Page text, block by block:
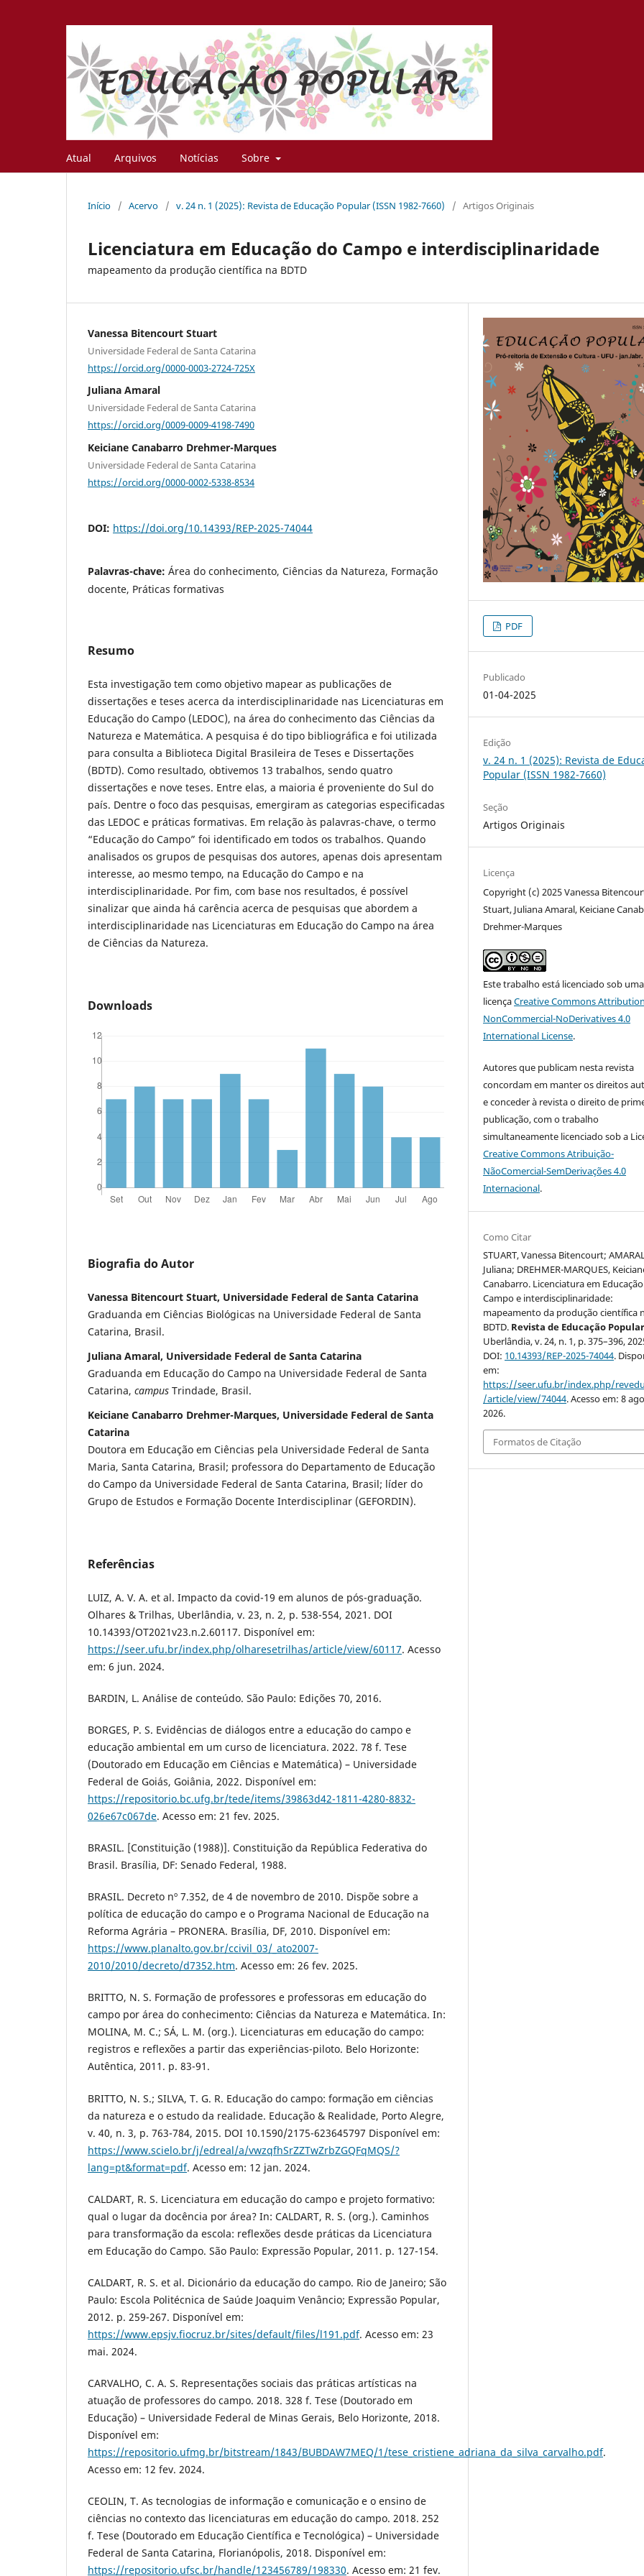
Atual Arquivos Notícias Sobre
Início / Acervo / v. 24 n. 1 (2025): Revista de Educação Popular (ISSN 1982-7660) / Artigos Originais
Licenciatura em Educação do Campo e interdisciplinaridade
mapeamento da produção científica na BDTD
Vanessa Bitencourt Stuart
Universidade Federal de Santa Catarina
https://orcid.org/0000-0003-2724-725X
Juliana Amaral
Universidade Federal de Santa Catarina
https://orcid.org/0009-0009-4198-7490
Keiciane Canabarro Drehmer-Marques
Universidade Federal de Santa Catarina
https://orcid.org/0000-0002-5338-8534
DOI: https://doi.org/10.14393/REP-2025-74044
Palavras-chave: Área do conhecimento, Ciências da Natureza, Formação
docente, Práticas formativas
Resumo
Esta investigação tem como objetivo mapear as publicações de
dissertações e teses acerca da interdisciplinaridade nas Licenciaturas em
Educação do Campo (LEDOC), na área do conhecimento das Ciências da
Natureza e Matemática. A pesquisa é do tipo bibliográfica e foi utilizada
para consulta a Biblioteca Digital Brasileira de Teses e Dissertações
(BDTD). Como resultado, obtivemos 13 trabalhos, sendo quatro
dissertações e nove teses. Entre elas, a maioria é proveniente do Sul do
país. Dentre o foco das pesquisas, emergiram as categorias especificadas
das LEDOC e práticas formativas. Em relação às palavras-chave, o termo
“Educação do Campo” foi identificado em todos os trabalhos. Quando
analisados os grupos de pesquisas dos autores, apenas dois apresentam
interesse, ao mesmo tempo, na Educação do Campo e na
interdisciplinaridade. Por fim, com base nos resultados, é possível
sinalizar que ainda há carência acerca de pesquisas que abordem a
interdisciplinaridade nas Licenciaturas em Educação do Campo na área
de Ciências da Natureza.
Downloads
Biografia do Autor
Vanessa Bitencourt Stuart, Universidade Federal de Santa Catarina
Graduanda em Ciências Biológicas na Universidade Federal de Santa
Catarina, Brasil.
Juliana Amaral, Universidade Federal de Santa Catarina
Graduanda em Educação do Campo na Universidade Federal de Santa
Catarina, campus Trindade, Brasil.
Keiciane Canabarro Drehmer-Marques, Universidade Federal de Santa
Catarina
Doutora em Educação em Ciências pela Universidade Federal de Santa
Maria, Santa Catarina, Brasil; professora do Departamento de Educação
do Campo da Universidade Federal de Santa Catarina, Brasil; líder do
Grupo de Estudos e Formação Docente Interdisciplinar (GEFORDIN).
Referências
LUIZ, A. V. A. et al. Impacto da covid-19 em alunos de pós-graduação.
Olhares & Trilhas, Uberlândia, v. 23, n. 2, p. 538-554, 2021. DOI
10.14393/OT2021v23.n.2.60117. Disponível em:
https://seer.ufu.br/index.php/olharesetrilhas/article/view/60117. Acesso
em: 6 jun. 2024.
BARDIN, L. Análise de conteúdo. São Paulo: Edições 70, 2016.
BORGES, P. S. Evidências de diálogos entre a educação do campo e
educação ambiental em um curso de licenciatura. 2022. 78 f. Tese
(Doutorado em Educação em Ciências e Matemática) – Universidade
Federal de Goiás, Goiânia, 2022. Disponível em:
https://repositorio.bc.ufg.br/tede/items/39863d42-1811-4280-8832-
026e67c067de. Acesso em: 21 fev. 2025.
BRASIL. [Constituição (1988)]. Constituição da República Federativa do
Brasil. Brasília, DF: Senado Federal, 1988.
BRASIL. Decreto nº 7.352, de 4 de novembro de 2010. Dispõe sobre a
política de educação do campo e o Programa Nacional de Educação na
Reforma Agrária – PRONERA. Brasília, DF, 2010. Disponível em:
https://www.planalto.gov.br/ccivil_03/_ato2007-
2010/2010/decreto/d7352.htm. Acesso em: 26 fev. 2025.
BRITTO, N. S. Formação de professores e professoras em educação do
campo por área do conhecimento: Ciências da Natureza e Matemática. In:
MOLINA, M. C.; SÁ, L. M. (org.). Licenciaturas em educação do campo:
registros e reflexões a partir das experiências-piloto. Belo Horizonte:
Autêntica, 2011. p. 83-91.
BRITTO, N. S.; SILVA, T. G. R. Educação do campo: formação em ciências
da natureza e o estudo da realidade. Educação & Realidade, Porto Alegre,
v. 40, n. 3, p. 763-784, 2015. DOI 10.1590/2175-623645797 Disponível em:
https://www.scielo.br/j/edreal/a/vwzqfhSrZZTwZrbZGQFqMQS/?
lang=pt&format=pdf. Acesso em: 12 jan. 2024.
CALDART, R. S. Licenciatura em educação do campo e projeto formativo:
qual o lugar da docência por área? In: CALDART, R. S. (org.). Caminhos
para transformação da escola: reflexões desde práticas da Licenciatura
em Educação do Campo. São Paulo: Expressão Popular, 2011. p. 127-154.
CALDART, R. S. et al. Dicionário da educação do campo. Rio de Janeiro; São
Paulo: Escola Politécnica de Saúde Joaquim Venâncio; Expressão Popular,
2012. p. 259-267. Disponível em:
https://www.epsjv.fiocruz.br/sites/default/files/l191.pdf. Acesso em: 23
mai. 2024.
CARVALHO, C. A. S. Representações sociais das práticas artísticas na
atuação de professores do campo. 2018. 328 f. Tese (Doutorado em
Educação) – Universidade Federal de Minas Gerais, Belo Horizonte, 2018.
Disponível em:
https://repositorio.ufmg.br/bitstream/1843/BUBDAW7MEQ/1/tese_cristiene_adriana_da_silva_carvalho.pdf.
Acesso em: 12 fev. 2024.
CEOLIN, T. As tecnologias de informação e comunicação e o ensino de
ciências no contexto das licenciaturas em educação do campo. 2018. 252
f. Tese (Doutorado em Educação Científica e Tecnológica) – Universidade
Federal de Santa Catarina, Florianópolis, 2018. Disponível em:
https://repositorio.ufsc.br/handle/123456789/198330. Acesso em: 21 fev.
PDF
Publicado
01-04-2025
Edição
v. 24 n. 1 (2025): Revista de
Popular (ISSN 1982-7660)
Seção
Artigos Originais
Licença
Copyright (c) 2025 Vanessa
Stuart, Juliana Amaral, Keiciane
Drehmer-Marques
Este trabalho está licenciado sob uma
licençaCreative Commons
NonCommercial-NoDerivatives 4.0
International License.
Autores que publicam nesta revista
concordam em manter os direitos
e conceder à revista o direito de
publicação, com o trabalho
simultaneamente licenciado sob a
Creative Commons Atribuição-
NãoComercial-SemDerivações 4.0
Internacional.
Como Citar
STUART, Vanessa Bitencourt;
Juliana; DREHMER-MARQUES,
Canabarro. Licenciatura em
Campo e interdisciplinaridade:
mapeamento da produção científica
BDTD. Revista de Educação
Uberlândia, v. 24, n. 1, p. 375–396,
DOI: 10.14393/REP-2025-74044.
em:
https://seer.ufu.br/index.php/
/article/view/74044. Acesso em: 8
2026.
Formatos de Citação